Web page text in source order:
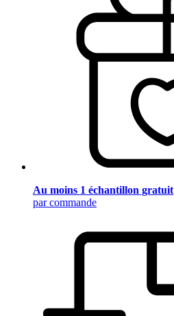
Au moins 1 échantillon gratuit
par commande